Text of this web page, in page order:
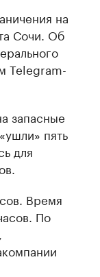
на
Сочи. Об
Telegram-
запасные
пять
для
Время
По